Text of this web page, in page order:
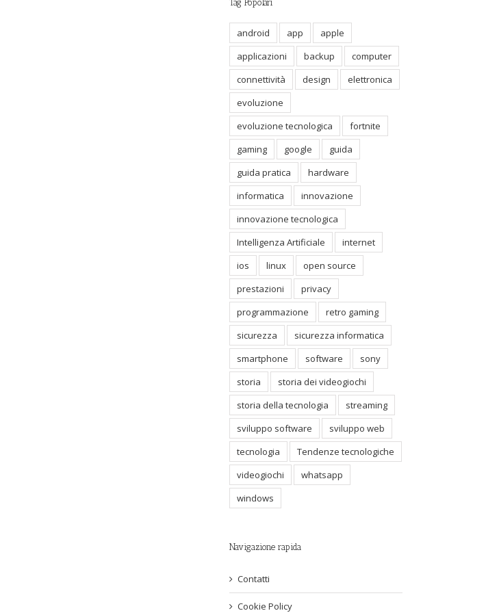
Tag Popolari
android app
apple
applicazioni
backup
computer
connettività
design
elettronica
evoluzione
evoluzione tecnologica
fortnite
gaming
google
guida
guida pratica
hardware
informatica
innovazione
innovazione tecnologica
Intelligenza Artificiale
internet
ios
linux
open source
prestazioni
privacy
programmazione
retro gaming
sicurezza
sicurezza informatica
smartphone
software
sony
storia
storia dei videogiochi
storia della tecnologia
streaming
sviluppo software
sviluppo web
tecnologia
Tendenze tecnologiche
videogiochi
whatsapp
windows
Navigazione rapida
Contatti
Cookie Policy